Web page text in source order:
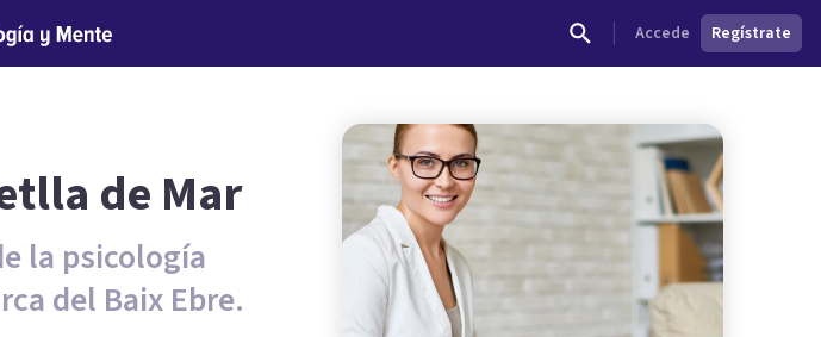
Accede Regístrate
de Mar
la psicología
del Baix Ebre.